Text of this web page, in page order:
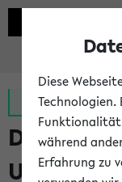
Zur MeineUni
Das
Diese
Technologien.
Funktionalität
während
Erfahrung zu